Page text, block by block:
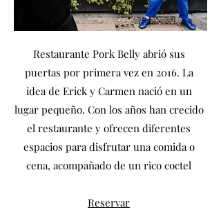
Restaurante Pork Belly abrió sus
puertas por primera vez en 2016. La
idea de Erick y Carmen nació en un
lugar pequeño. Con los años han crecido
el restaurante y ofrecen diferentes
espacios para disfrutar una comida o
cena, acompañado de un rico coctel
Reservar